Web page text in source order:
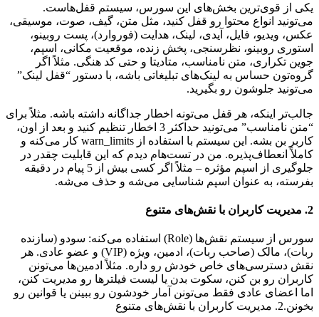
یکی از قوی‌ترین بخش‌های این سورس، سیستم قفل‌هاست.
می‌تونید انواع محتوا رو قفل کنید، مثل متن، گیف، صوت، موسیقی،
عکس، ویدیو، فایل، آیدی، لینک، هدایت (فوروارد)، پست روبینو،
استوری روبینو، نظرسنجی، پخش زنده، موقعیت مکانی، اسپم،
جوین تکراری، متن نامناسب، متادیتا و حتی کد هنگی. مثلاً اگر
گروه‌تون حساس به لینک‌های تبلیغاتی باشه، با دستور “قفل لینک”
می‌تونید جلوشون رو بگیرید.
جالب‌تر اینکه، هر قفل می‌تونه اخطار جداگانه داشته باشه. مثلاً برای
“متن نامناسب” می‌تونید حداکثر 3 اخطار تنظیم کنید و بعد از اون،
کاربر بن بشه. این سیستم با استفاده از warn_limits کار می‌کنه و
کاملاً انعطاف‌پذیره. من در تست‌هام دیدم که این قابلیت چقدر در
جلوگیری از اسپم مؤثره – مثلاً اگر کسی بیش از 5 پیام در دقیقه
بفرسته، به عنوان اسپم شناسایی می‌شه و حذف می‌شه.
2. مدیریت کاربران با نقش‌های متنوع
سورس از سیستم نقش‌ها (Role) استفاده می‌کنه: سودو (سازنده
ربات)، مالک (صاحب ربات)، ادمین، ویژه (VIP) و عضو عادی. هر
نقش دسترسی‌های خاص خودش رو داره. مثلاً ادمین‌ها می‌تونن
کاربران رو بن کنن، سکوت بدن یا لیست فیلترها رو مدیریت کنن،
اما اعضای عادی فقط می‌تونن آمار خودشون رو ببینن یا قوانین رو
بخونن.2. مدیریت کاربران با نقش‌های متنوع